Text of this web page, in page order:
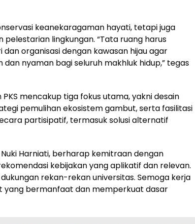
keanekaragaman hayati, tetapi juga
lingkungan. “Tata ruang harus
organisasi dengan kawasan hijau agar
nyaman bagi seluruh makhluk hidup,” tegas
mencakup tiga fokus utama, yakni desain
pemulihan ekosistem gambut, serta fasilitasi
partisipatif, termasuk solusi alternatif
Harniati, berharap kemitraan dengan
kebijakan yang aplikatif dan relevan.
rekan-rekan universitas. Semoga kerja
yang bermanfaat dan memperkuat dasar